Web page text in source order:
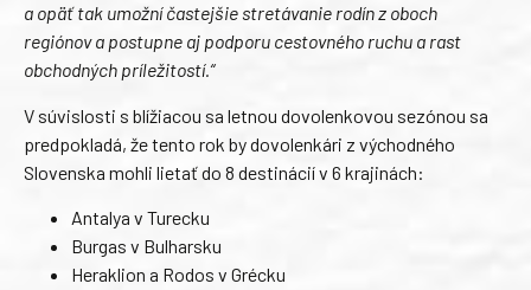
a opäť tak umožní častejšie stretávanie rodín z oboch
regiónov a postupne aj podporu cestovného ruchu a rast
obchodných príležitostí.“
V súvislosti s blížiacou sa letnou dovolenkovou sezónou sa
predpokladá, že tento rok by dovolenkári z východného
Slovenska mohli lietať do 8 destinácií v 6 krajinách:
Antalya v Turecku
Burgas v Bulharsku
Heraklion a Rodos v Grécku